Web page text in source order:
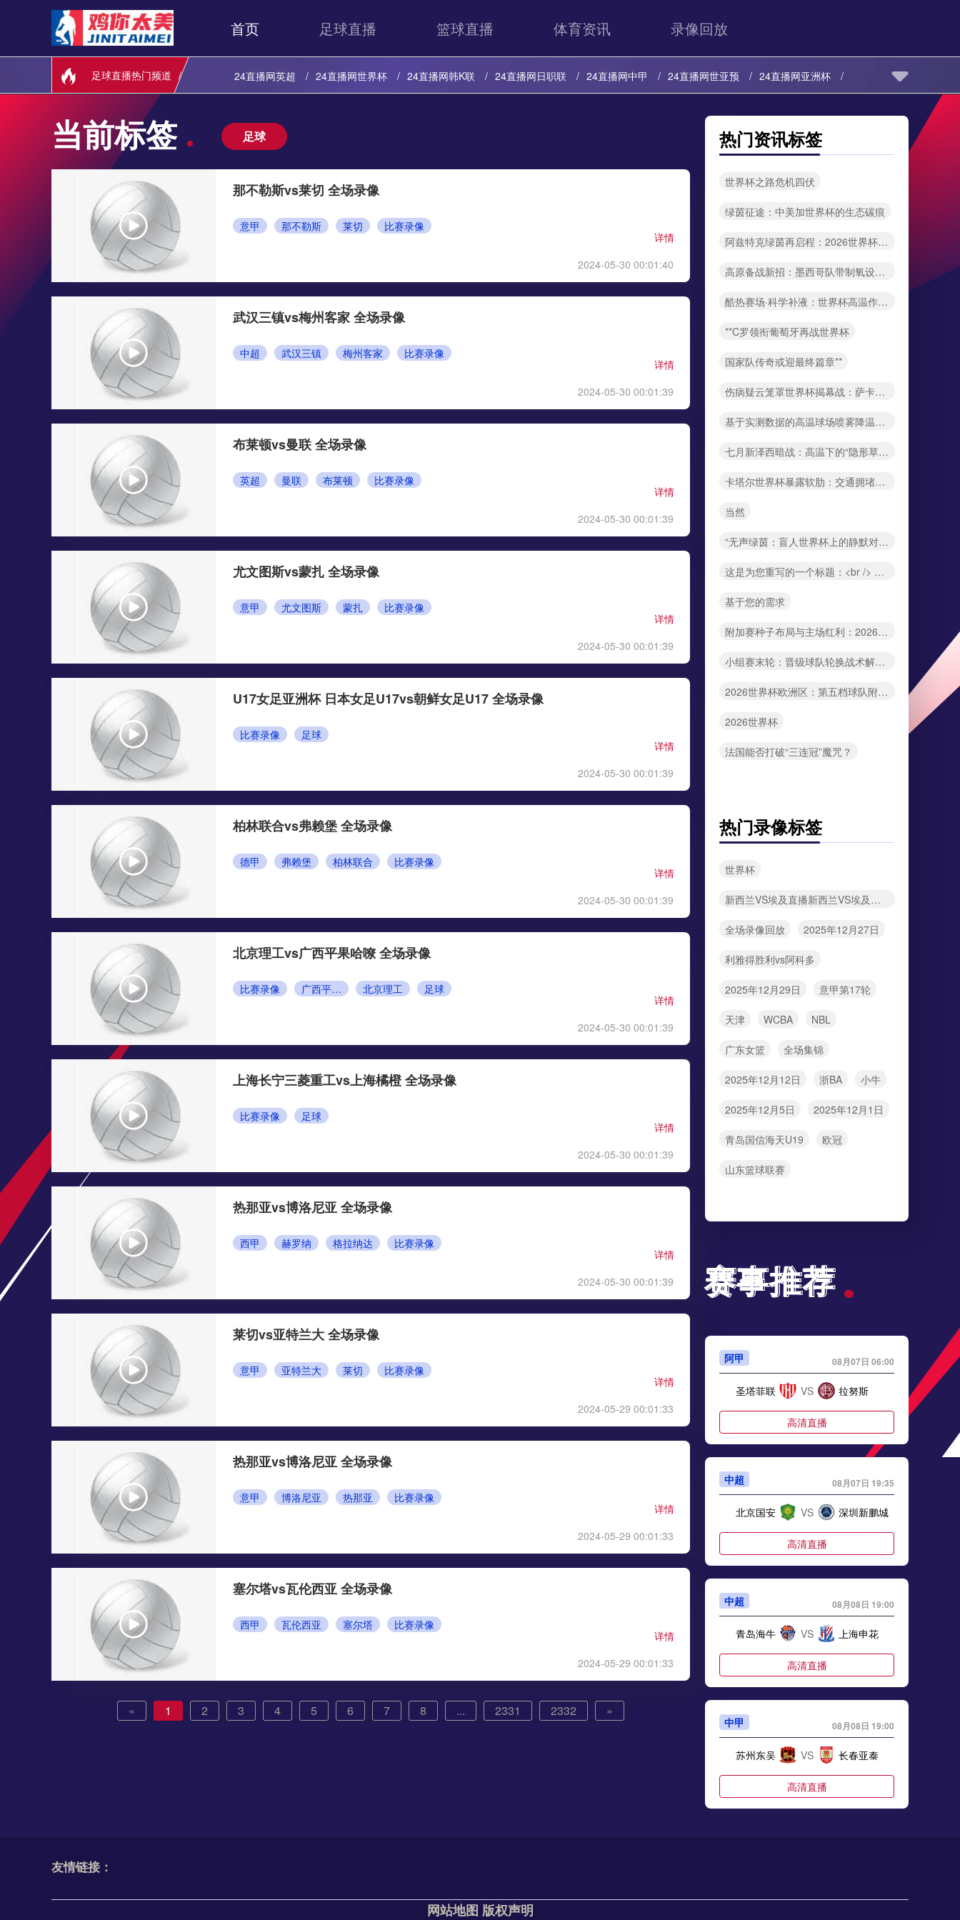
首页 足球直播 篮球直播 体育资讯 录像回放
足球直播热门频道 24直播网英超 24直播网世界杯 24直播网韩K联 24直播网日职联 24直播网中甲 24直播网世亚预 24直播网亚洲杯
24直播网中超 24直播网NBA
24直播网英超 24直播网亚洲杯 24直播网欧联
24直播网意甲 24直播网法甲 24直播网NBA
当前标签 足球
那不勒斯vs莱切 全场录像
详情
意甲 那不勒斯 莱切 比赛录像
2024-05-30 00:01:40
武汉三镇vs梅州客家 全场录像
详情
中超 武汉三镇 梅州客家 比赛录像
2024-05-30 00:01:39
布莱顿vs曼联 全场录像
详情
英超 曼联 布莱顿 比赛录像
2024-05-30 00:01:39
尤文图斯vs蒙扎 全场录像
详情
意甲 尤文图斯 蒙扎 比赛录像
2024-05-30 00:01:39
U17女足亚洲杯 日本女足U17vs朝鲜女足U17 全场录像
详情
比赛录像 足球
2024-05-30 00:01:39
柏林联合vs弗赖堡 全场录像
详情
德甲 弗赖堡 柏林联合 比赛录像
2024-05-30 00:01:39
北京理工vs广西平果哈嘹 全场录像
详情
比赛录像 广西平果哈嘹 北京理工 足球
2024-05-30 00:01:39
上海长宁三菱重工vs上海橘橙 全场录像
详情
比赛录像 足球
2024-05-30 00:01:39
热那亚vs博洛尼亚 全场录像
详情
西甲 赫罗纳 格拉纳达 比赛录像
2024-05-30 00:01:39
莱切vs亚特兰大 全场录像
详情
意甲 亚特兰大 莱切 比赛录像
2024-05-29 00:01:33
热那亚vs博洛尼亚 全场录像
详情
意甲 博洛尼亚 热那亚 比赛录像
2024-05-29 00:01:33
塞尔塔vs瓦伦西亚 全场录像
详情
西甲 瓦伦西亚 塞尔塔 比赛录像
2024-05-29 00:01:33
« 1 2 3 4 5 6 7 8 ... 2331 2332 »
热门资讯标签
世界杯之路危机四伏
绿茵征途：中美加世界杯的生态碳痕
阿兹特克绿茵再启程：2026世界杯前的生态焕新
高原备战新招：墨西哥队带制氧设备“早两天”抢占先机
酷热赛场·科学补液：世界杯高温作战指南
**C罗领衔葡萄牙再战世界杯
国家队传奇或迎最终篇章**
伤病疑云笼罩世界杯揭幕战：萨卡与维尼修斯出战成谜
基于实测数据的高温球场喷雾降温系统在2026世界杯中的有效覆盖半径与效能边界分析
七月新泽西暗战：高温下的“隐形草皮”——大都会球场反季地暖如何改写攻防密码
卡塔尔世界杯暴露软肋：交通拥堵与安保漏洞成焦点
当然
“无声绿茵：盲人世界杯上的静默对决”
这是为您重写的一个标题：<br /> <br /> **世界杯美食对决：墨西哥塔可完胜美式汉堡
基于您的需求
附加赛种子布局与主场红利：2026世界杯资格暗战
小组赛末轮：晋级球队轮换战术解析与2026世界杯展望
2026世界杯欧洲区：第五档球队附加赛突围几率全解密
2026世界杯
法国能否打破“三连冠”魔咒？
热门录像标签
世界杯
新西兰VS埃及直播新西兰VS埃及在线直播
全场录像回放 2025年12月27日
利雅得胜利vs阿科多
2025年12月29日 意甲第17轮
天津 WCBA NBL
广东女篮 全场集锦
2025年12月12日 浙BA 小牛
2025年12月5日 2025年12月1日
青岛国信海天U19 欧冠
山东篮球联赛
赛事推荐
赛事推荐
阿甲 08月07日 06:00
圣塔菲联 VS 拉努斯
高清直播
中超 08月07日 19:35
北京国安 VS 深圳新鹏城
高清直播
中超 08月08日 19:00
青岛海牛 VS 上海申花
高清直播
中甲 08月08日 19:00
苏州东吴 VS 长春亚泰
高清直播
友情链接：
网站地图 版权声明